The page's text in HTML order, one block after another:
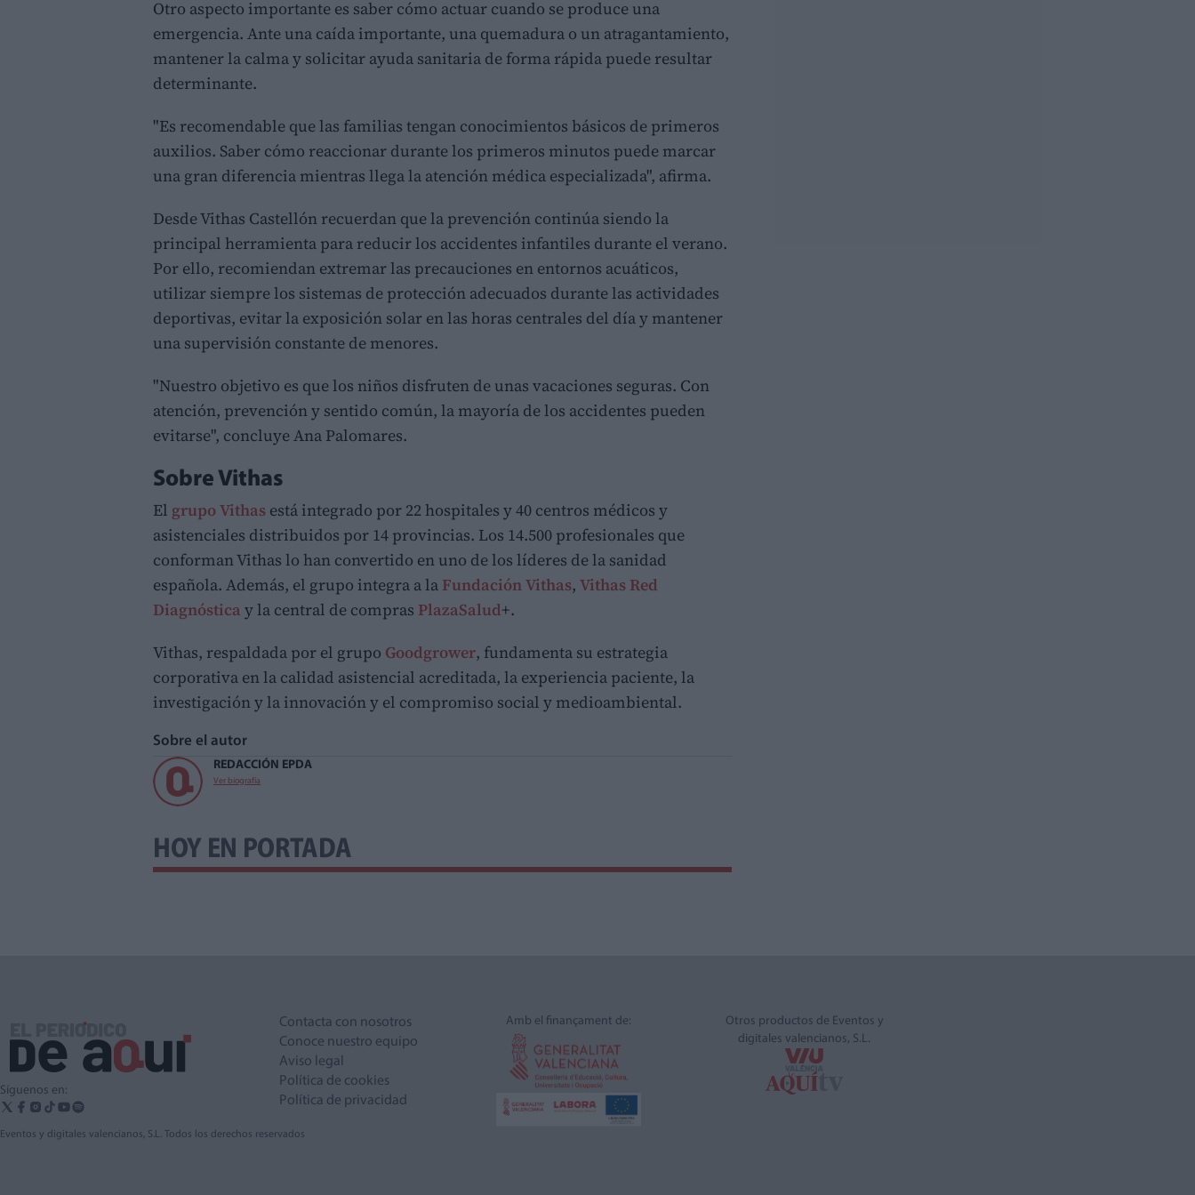
Otro aspecto importante es saber cómo actuar cuando se produce una
emergencia. Ante una caída importante, una quemadura o un atragantamiento,
mantener la calma y solicitar ayuda sanitaria de forma rápida puede resultar
determinante.
"Es recomendable que las familias tengan conocimientos básicos de primeros
auxilios. Saber cómo reaccionar durante los primeros minutos puede marcar
una gran diferencia mientras llega la atención médica especializada", afirma.
Desde Vithas Castellón recuerdan que la prevención continúa siendo la
principal herramienta para reducir los accidentes infantiles durante el verano.
Por ello, recomiendan extremar las precauciones en entornos acuáticos,
utilizar siempre los sistemas de protección adecuados durante las actividades
deportivas, evitar la exposición solar en las horas centrales del día y mantener
una supervisión constante de menores.
"Nuestro objetivo es que los niños disfruten de unas vacaciones seguras. Con
atención, prevención y sentido común, la mayoría de los accidentes pueden
evitarse", concluye Ana Palomares.
Sobre Vithas
El grupo Vithas está integrado por 22 hospitales y 40 centros médicos y
asistenciales distribuidos por 14 provincias. Los 14.500 profesionales que
conforman Vithas lo han convertido en uno de los líderes de la sanidad
española. Además, el grupo integra a la Fundación Vithas, Vithas Red
Diagnóstica y la central de compras PlazaSalud+.
Vithas, respaldada por el grupo Goodgrower, fundamenta su estrategia
corporativa en la calidad asistencial acreditada, la experiencia paciente, la
investigación y la innovación y el compromiso social y medioambiental.
Sobre el autor
REDACCIÓN EPDA
Ver biografía
HOY EN PORTADA
Síguenos en:
Contacta con nosotros
Conoce nuestro equipo
Aviso legal
Política de cookies
Política de privacidad
Amb el finançament de:
Otros productos de Eventos y
digitales valencianos, S.L.
Eventos y digitales valencianos, S.L. Todos los derechos reservados